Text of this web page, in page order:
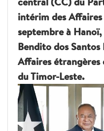
intérim des
septembre à
Bendito dos
Affaires
du Timor-Leste.